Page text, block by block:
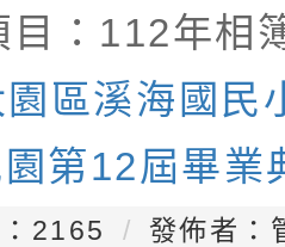
： 112年相
區溪海國民
第12屆畢業
2165 發佈者：